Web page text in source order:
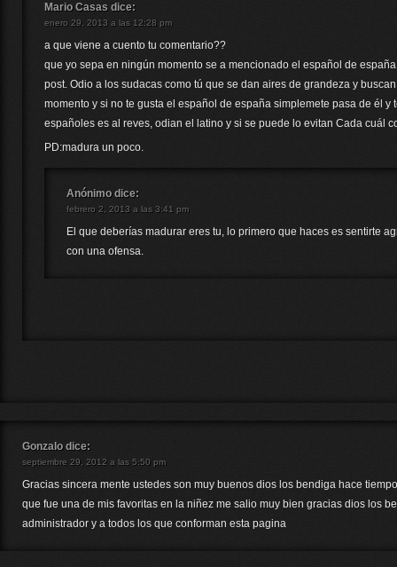
Mario Casas dice:
enero 29, 2013 a las 12:28 pm
a que viene a cuento tu comentario??
que yo sepa en ningún momento se a mencionado el español de
post. Odio a los sudacas como tú que se dan aires de grandeza y
momento y si no te gusta el español de españa simplemete pasa de él y
españoles es al reves, odian el latino y si se puede lo evitan Cada cuál
PD:madura un poco.
Anónimo dice:
febrero 2, 2013 a las 3:41 pm
El que deberías madurar eres tu, lo primero que haces es sentirte
con una ofensa.
Gonzalo dice:
septiembre 29, 2012 a las 5:50 pm
Gracias sincera mente ustedes son muy buenos dios los bendiga hace
que fue una de mis favoritas en la niñez me salio muy bien gracias dios los
administrador y a todos los que conforman esta pagina